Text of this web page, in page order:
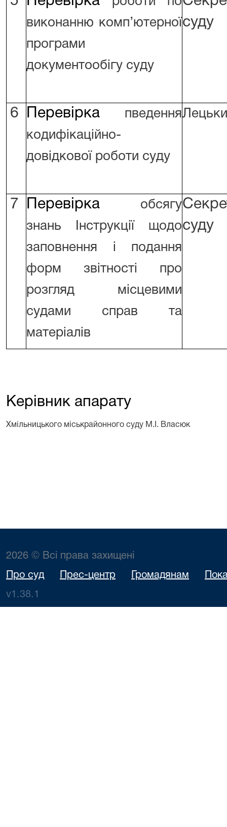
виконанню комп’ютерної
програми
документообігу суду
суду
6 Перевірка пведення
кодифікаційно-
довідкової роботи суду
7 Перевірка обсягу
знань Інструкції щодо
заповнення і подання
форм звітності про
розгляд місцевими
судами справ та
матеріалів
суду
Керівник апарату
Хмільницького міськрайонного суду М.І. Власюк
2026 © Всі права захищені
Про суд Прес-центр Громадянам
v1.38.1